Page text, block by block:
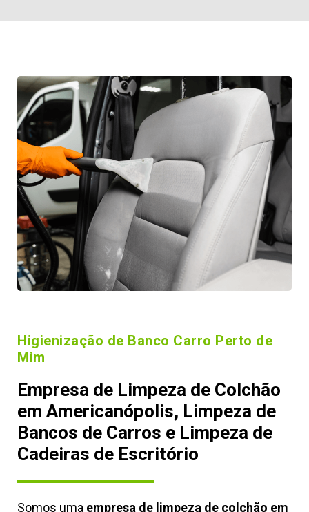
Higienização de Banco Carro Perto de
Mim
Empresa de Limpeza de Colchão
em Americanópolis, Limpeza de
Bancos de Carros e Limpeza de
Cadeiras de Escritório
Somos uma empresa de limpeza de colchão em